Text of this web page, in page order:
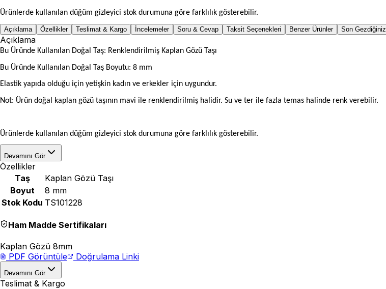
Ürünlerde kullanılan düğüm gizleyici stok durumuna göre farklılık gösterebilir.
Açıklama Özellikler Teslimat & Kargo İncelemeler Soru & Cevap Taksit Seçenekleri Benzer Ürünler Son Gezdiğiniz
Açıklama
Bu Üründe Kullanılan Doğal Taş: Renklendirilmiş Kaplan Gözü Taşı
Bu Üründe Kullanılan Doğal Taş Boyutu: 8 mm
Elastik yapıda olduğu için yetişkin kadın ve erkekler için uygundur.
Not: Ürün doğal kaplan gözü taşının mavi ile renklendirilmiş halidir. Su ve ter ile fazla temas halinde renk verebilir.
Ürünlerde kullanılan düğüm gizleyici stok durumuna göre farklılık gösterebilir.
Devamını Gör
Özellikler
Taş
Kaplan Gözü Taşı
Boyut
8 mm
Stok Kodu TS101228
Ham Madde Sertifikaları
Kaplan Gözü 8mm
PDF Görüntüle
Doğrulama Linki
Devamını Gör
Teslimat & Kargo